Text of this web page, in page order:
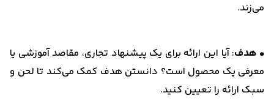
می‌زند.
• هدف: آیا این ارائه برای یک پیشنهاد تجاری، مقاصد آموزشی یا
معرفی یک محصول است؟ دانستن هدف کمک می‌کند تا لحن و
سبک ارائه را تعیین کنید.